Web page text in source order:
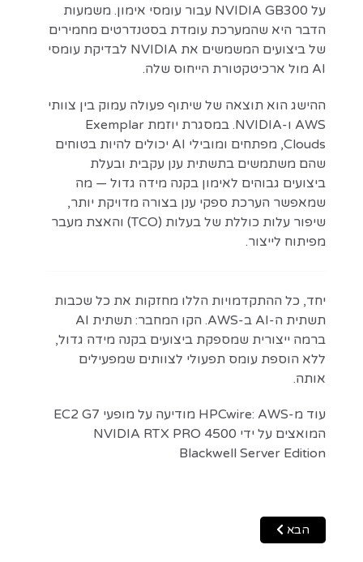
על NVIDIA GB300 עבור עומסי אימון. משמעות
הדבר היא שהמערכת עומדת בסטנדרטים מחמירים
של ביצועים המשמשים את NVIDIA לבדיקת עומסי
AI מול ארכיטקטורת הייחוס שלה.
ההישג הוא תוצאה של שיתוף פעולה עמוק בין צוותי
AWS ו-NVIDIA. במסגרת יוזמת Exemplar
Clouds, מפתחים ומובילי AI יכולים להיות בטוחים
שהם משתמשים בתשתית ענן עקבית ובעלת
ביצועים גבוהים לאימון בקנה מידה גדול — מה
שמאפשר הערכת ספקי ענן בצורה מדויקת יותר,
שיפור עלות כוללת של בעלות (TCO) והאצת מעבר
מפיתוח לייצור.
יחד, כל ההתקדמויות הללו מחזקות את כל שכבות
תשתית ה-AI ב-AWS. הקו המחבר: תשתית AI
ברמה ייצורית שמספקת ביצועים בקנה מידה גדול,
ללא הוספת עומס תפעולי לצוותים שמפעילים
אותה.
עוד מ-HPCwire: AWS מודיעה על מופעי EC2 G7
המואצים על ידי NVIDIA RTX PRO 4500
Blackwell Server Edition
Next article: AWS מודיעה על זמינות כללית של Amazon Aurora DSQL
הבא